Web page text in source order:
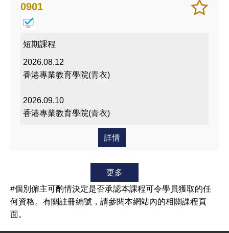
加
入/
儲存
課程
0901
短期課程
2026.08.12
香港專業教育學院(青衣)
2026.09.10
香港專業教育學院(青衣)
詳情
更多
#個別僱主可酌情決定是否承認本課程可令學員獲取的任
何資格。有關註冊編號，請參閱本網站內的相關課程頁
面。